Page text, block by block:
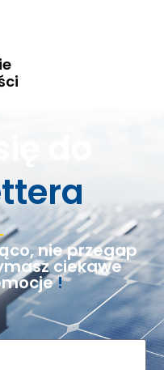
do
nie przegap
ciekawe
!